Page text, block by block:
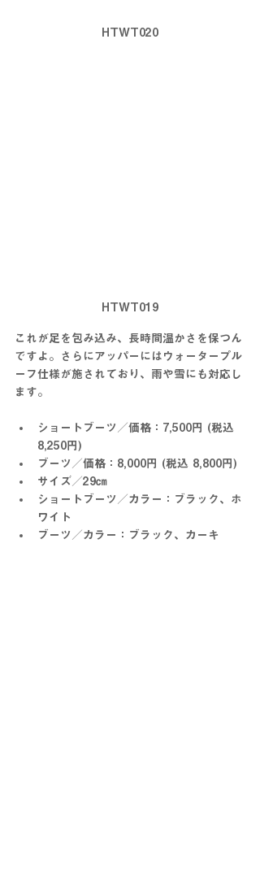
HTWT020
HTWT019
これが足を包み込み、長時間温かさを保つん
ですよ。さらにアッパーにはウォータープル
ーフ仕様が施されており、雨や雪にも対応し
ます。
ショートブーツ／価格：7,500円 (税込
8,250円)
ブーツ／価格：8,000円 (税込 8,800円)
サイズ／29㎝
ショートブーツ／ カラー：ブラック、ホ
ワイト
ブーツ／ カラー：ブラック、カーキ